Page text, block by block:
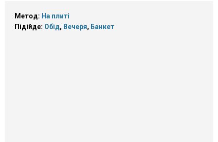
Метод: На плиті
Підійде: Обід, Вечеря, Банкет